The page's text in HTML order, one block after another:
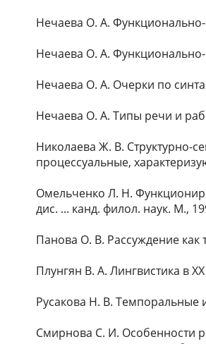
Нечаева О. А.
Нечаева О. А.
Нечаева О. А. Очерки по
Нечаева О. А. Типы речи и
Николаева Ж. В. Структурно-
процессуальные,
Омельченко Л. Н.
дис. ... канд. филол. наук. М.,
Панова О. В. Рассуждение как
Плунгян В. А. Лингвистика в
Русакова Н. В. Темпоральные
Смирнова С. И. Особенности